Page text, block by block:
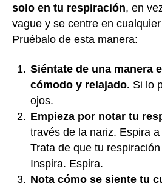
solo en tu respiración, en
vague y se centre en
Pruébalo de esta manera:
Siéntate de una manera
cómodo y relajado. Si lo
ojos.
Empieza por notar tu
través de la nariz. Espira
Trata de que tu
Inspira. Espira.
Nota cómo se siente tu